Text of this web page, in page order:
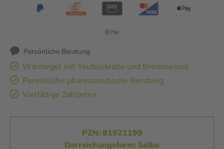
Persönliche Beratung
Wärmegel mit Teufelskralle und Brennnessel
Persönliche pharmazeutische Beratung
Vielfältige Zahlarten
PZN: 81921199
Darreichungsform: Salbe